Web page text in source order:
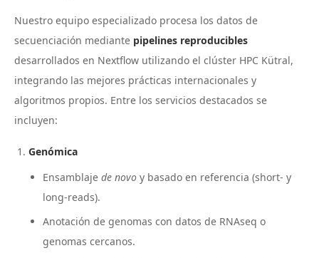
Nuestro equipo especializado procesa los datos de
secuenciación mediante pipelines reproducibles
desarrollados en Nextflow utilizando el clúster HPC Kütral,
integrando las mejores prácticas internacionales y
algoritmos propios. Entre los servicios destacados se
incluyen:
Genómica
Ensamblaje de novo y basado en referencia (short- y
long-reads).
Anotación de genomas con datos de RNAseq o
genomas cercanos.